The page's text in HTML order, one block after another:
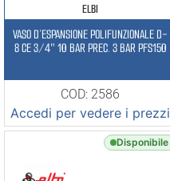
ELBI
VASO D’ESPANSIONE POLIFUNZIONALE D-
8 CE 3/4″ 10 BAR PREC. 3 BAR PFS150
COD: 2586
Accedi per vedere i prezzi
Disponibile